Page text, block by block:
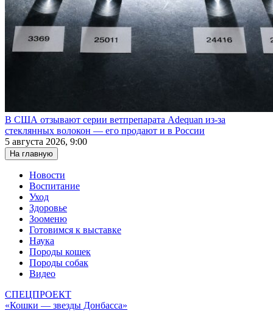
В США отзывают серии ветпрепарата Adequan из-за
стеклянных волокон — его продают и в России
5 августа 2026, 9:00
На главную
Новости
Воспитание
Уход
Здоровье
Зооменю
Готовимся к выставке
Наука
Породы кошек
Породы собак
Видео
СПЕЦПРОЕКТ
«Кошки — звезды Донбасса»